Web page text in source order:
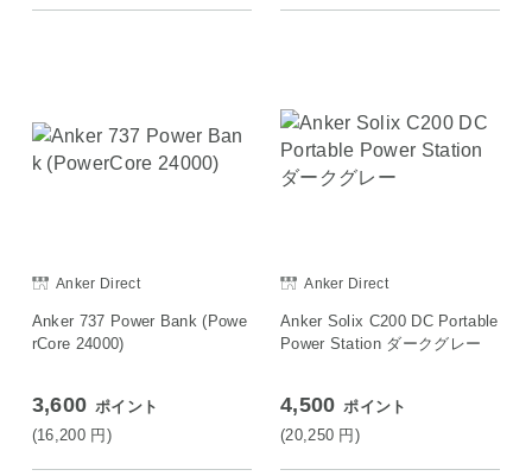
Anker Direct
Anker 737 Power Bank (Powe
rCore 24000)
3,600 ポイント
(16,200 円)
Anker Direct
Anker Solix C200 DC Portable
Power Station ダークグレー
4,500 ポイント
(20,250 円)